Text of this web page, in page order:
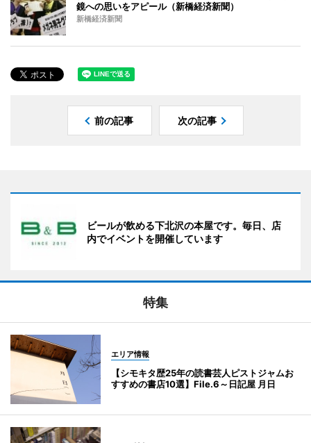
鏡への思いをアピール（新橋経済新聞）
新橋経済新聞
前の記事 次の記事
ビールが飲める下北沢の本屋です。毎日、店
内でイベントを開催しています
特集
エリア情報
【シモキタ歴25年の読書芸人ピストジャムお
すすめの書店10選】File.6～日記屋 月日